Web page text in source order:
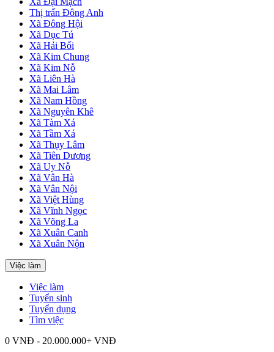
Thị trấn Đông Anh
Xã Đông Hội
Xã Dục Tú
Xã Hải Bối
Xã Kim Chung
Xã Kim Nỗ
Xã Liên Hà
Xã Mai Lâm
Xã Nam Hồng
Xã Nguyên Khê
Xã Tàm Xá
Xã Tầm Xá
Xã Thụy Lâm
Xã Tiên Dương
Xã Uy Nỗ
Xã Vân Hà
Xã Vân Nội
Xã Việt Hùng
Xã Vĩnh Ngọc
Xã Võng La
Xã Xuân Canh
Xã Xuân Nộn
Việc làm
Việc làm
Tuyển sinh
Tuyển dụng
Tìm việc
0 VNĐ - 20.000.000+ VNĐ